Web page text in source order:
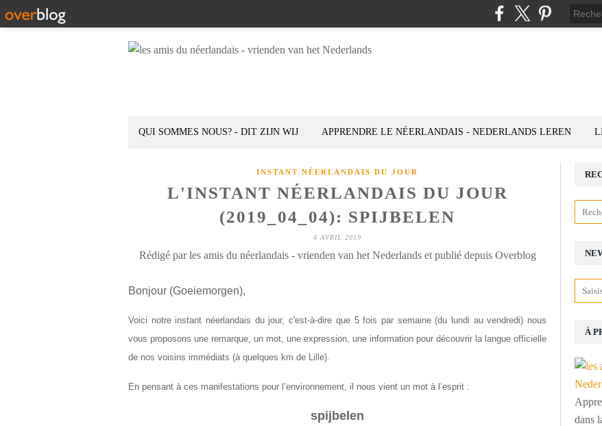
QUI SOMMES NOUS? - DIT ZIJN WIJ APPRENDRE LE NÉERLANDAIS - NEDERLANDS LEREN
INSTANT NÉERLANDAIS DU JOUR
L'INSTANT NÉERLANDAIS DU JOUR
(2019_04_04): SPIJBELEN
4 AVRIL 2019
Rédigé par les amis du néerlandais - vrienden van het Nederlands et publié depuis Overblog
Bonjour (Goeiemorgen),
Voici notre instant néerlandais du jour, c'est-à-dire que 5 fois par semaine (du lundi au vendredi) nous
vous proposons une remarque, un mot, une expression, une information pour découvrir la langue officielle
de nos voisins immédiats (à quelques km de Lille).
En pensant à ces manifestations pour l’environnement, il nous vient un mot à l’esprit :
spijbelen
À
dans